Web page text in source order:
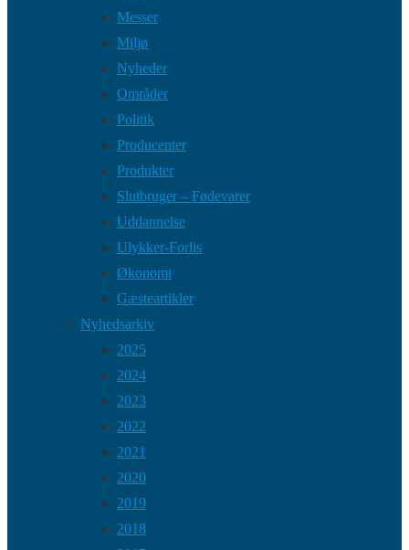
Messer
Miljø
Nyheder
Områder
Politik
Producenter
Produkter
Slutbruger – Fødevarer
Uddannelse
Ulykker-Forlis
Økonomi
Gæsteartikler
Nyhedsarkiv
2025
2024
2023
2022
2021
2020
2019
2018